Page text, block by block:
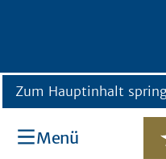
Zum Hauptinhalt
Menü